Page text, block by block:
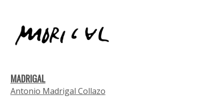
MADRIGAL
Antonio Madrigal Collazo